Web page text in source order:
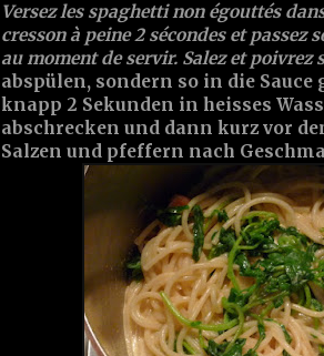
Versez les spaghetti non égouttés
cresson à peine 2 sécondes et passez
au moment de servir. Salez et poivrez
abspülen, sondern so in die Sauce
knapp 2 Sekunden in heisses
abschrecken und dann kurz vor
Salzen und pfeffern nach